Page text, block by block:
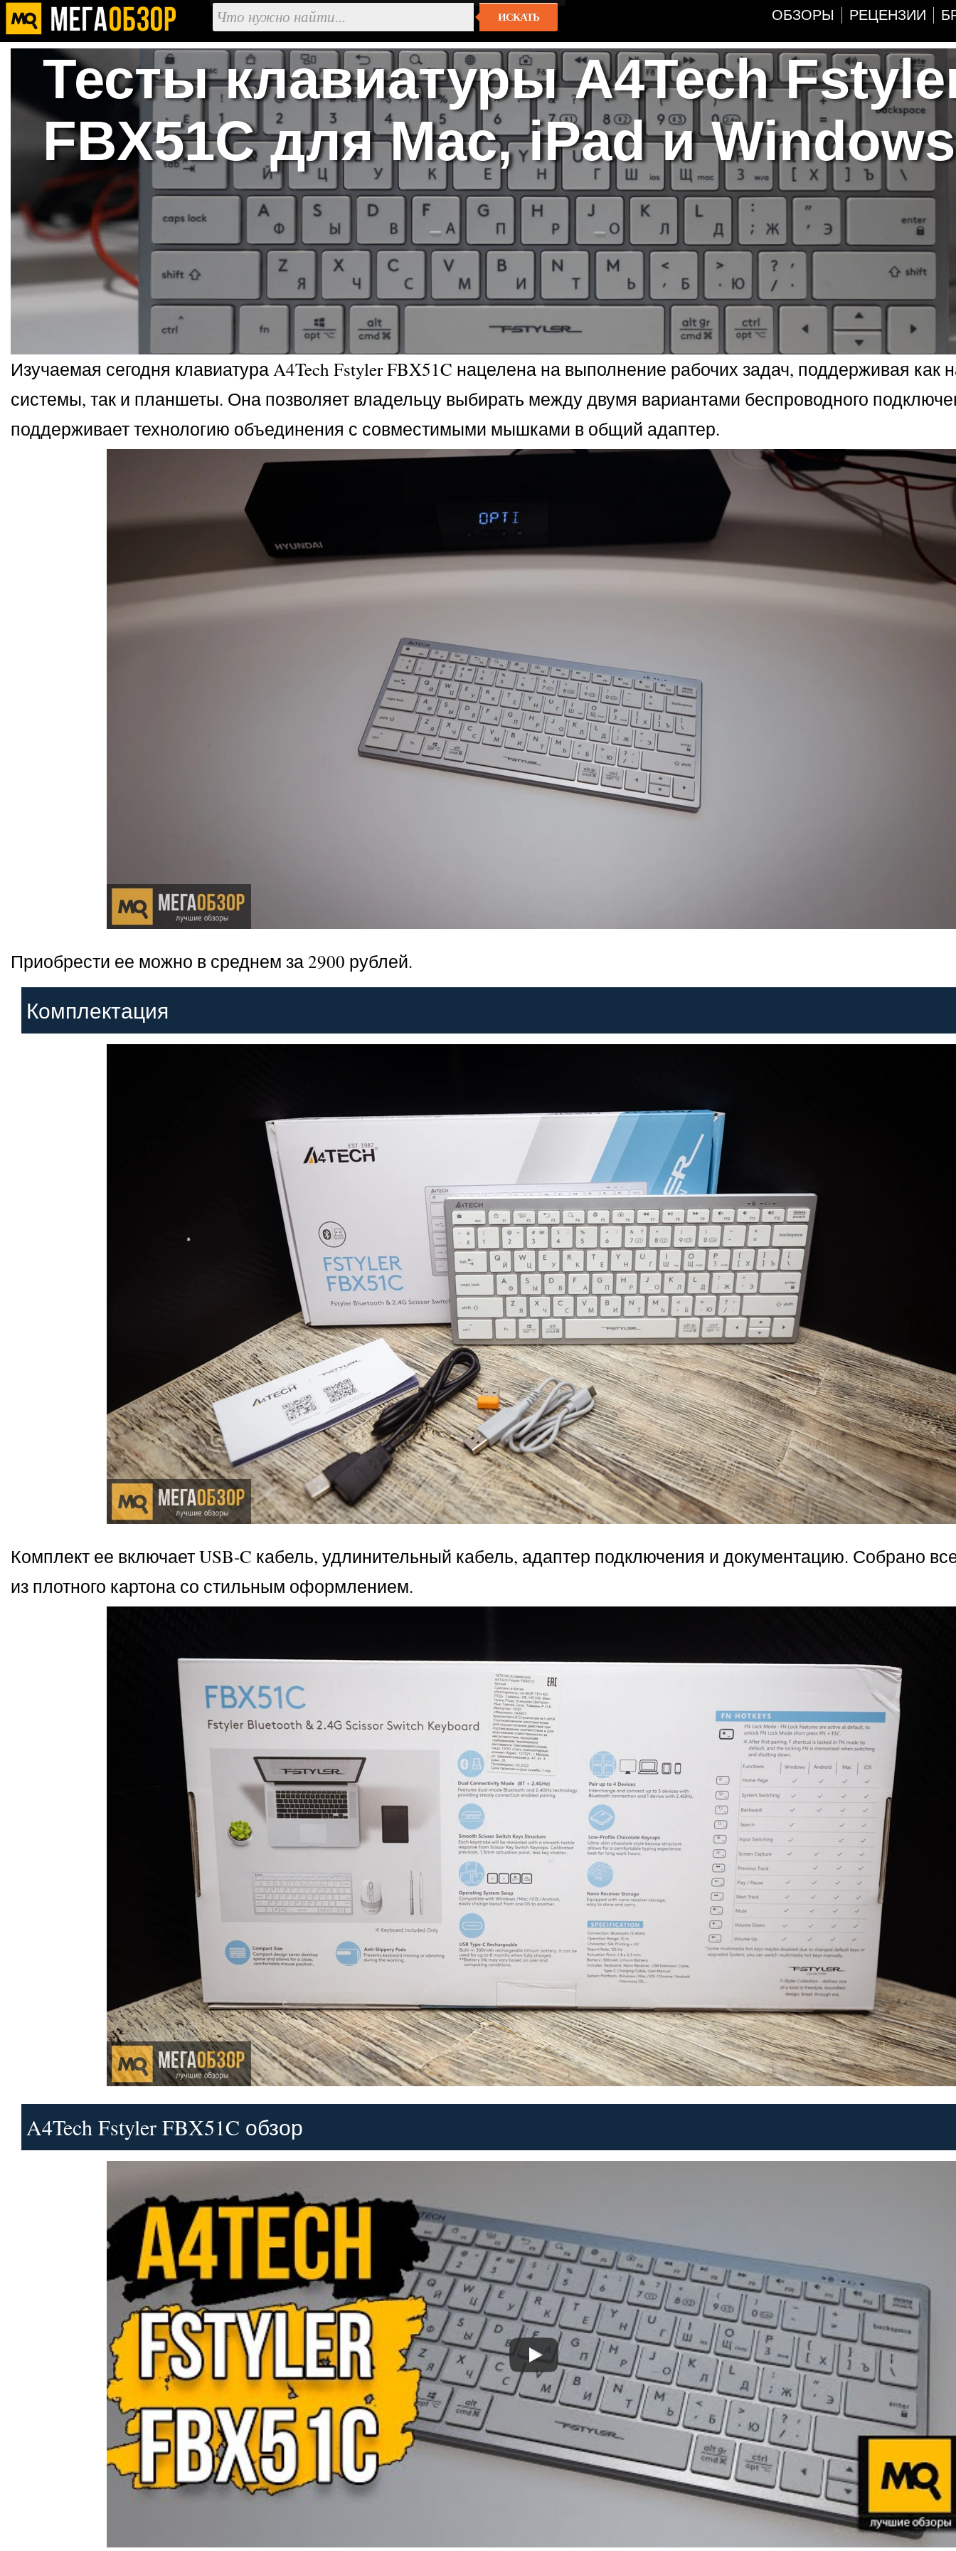
ИСКАТЬ ОБЗОРЫ РЕЦЕНЗИИ
Тесты клавиатуры A4Tech
FBX51C для Mac, iPad и Windows
Изучаемая сегодня клавиатура A4Tech Fstyler FBX51C нацелена на выполнение рабочих задач, поддерживая как
системы, так и планшеты. Она позволяет владельцу выбирать между двумя вариантами беспроводного
поддерживает технологию объединения с совместимыми мышками в общий адаптер.
Приобрести ее можно в среднем за 2900 рублей.
Комплектация
Комплект ее включает USB-C кабель, удлинительный кабель, адаптер подключения и документацию. Собрано
из плотного картона со стильным оформлением.
A4Tech Fstyler FBX51C обзор